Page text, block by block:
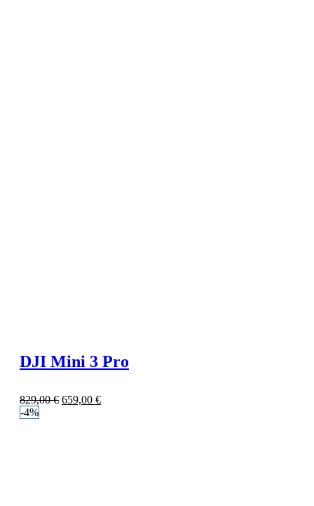
DJI Mini 3 Pro
829,00€ 659,00 €
-4%